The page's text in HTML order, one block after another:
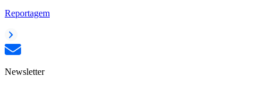
Reportagem
Newsletter